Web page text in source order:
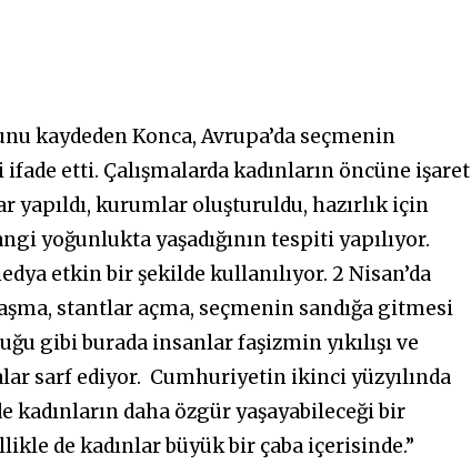
kaydeden Konca, Avrupa’da seçmenin
etti. Çalışmalarda kadınların öncüne işaret
yapıldı, kurumlar oluşturuldu, hazırlık için
yoğunlukta yaşadığının tespiti yapılıyor.
etkin bir şekilde kullanılıyor. 2 Nisan’da
stantlar açma, seçmenin sandığa gitmesi
gibi burada insanlar faşizmin yıkılışı ve
sarf ediyor. Cumhuriyetin ikinci yüzyılında
daha özgür yaşayabileceği bir
de kadınlar büyük bir çaba içerisinde.”